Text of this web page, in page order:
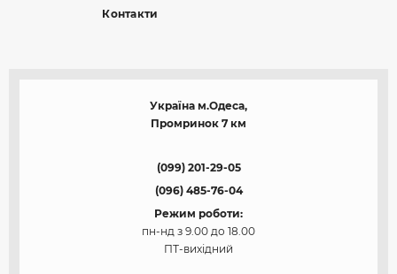
Контакти
Україна м.Одеса,
Промринок 7 км
(099) 201-29-05
(096) 485-76-04
Режим роботи:
пн-нд з 9.00 до 18.00
ПТ-вихідний